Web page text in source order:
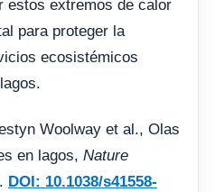
estos extremos de calor
para proteger la
ecosistémicos
Woolway et al., Olas
en lagos, Nature
DOI: 10.1038/s41558-